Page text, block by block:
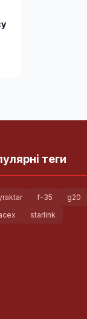
теги
f-35 g20
starlink